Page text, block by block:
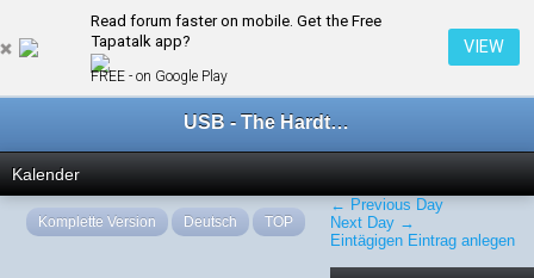
Read forum faster on mobile. Get the Free
Tapatalk app?
FREE - on Google Play
VIEW
USB - The Hardtechno Family
Kalender
← Previous Day
Next Day →
Eintägigen Eintrag anlegen
Komplette Version Deutsch TOP